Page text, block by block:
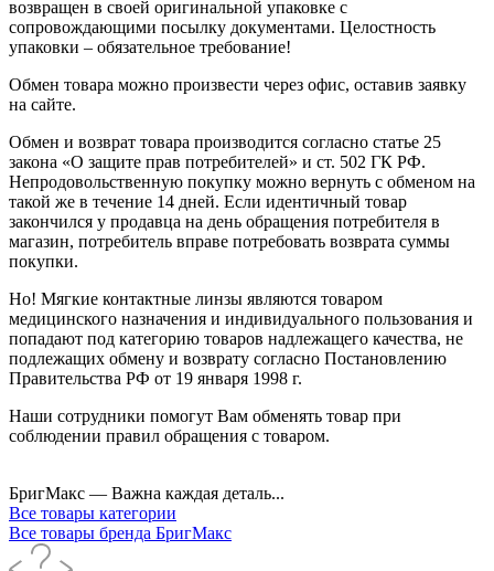
возвращен в своей оригинальной упаковке с
сопровождающими посылку документами. Целостность
упаковки – обязательное требование!
Обмен товара можно произвести через офис, оставив заявку
на сайте.
Обмен и возврат товара производится согласно статье 25
закона «О защите прав потребителей» и ст. 502 ГК РФ.
Непродовольственную покупку можно вернуть с обменом на
такой же в течение 14 дней. Если идентичный товар
закончился у продавца на день обращения потребителя в
магазин, потребитель вправе потребовать возврата суммы
покупки.
Но! Мягкие контактные линзы являются товаром
медицинского назначения и индивидуального пользования и
попадают под категорию товаров надлежащего качества, не
подлежащих обмену и возврату согласно Постановлению
Правительства РФ от 19 января 1998 г.
Наши сотрудники помогут Вам обменять товар при
соблюдении правил обращения с товаром.
БригМакс — Важна каждая деталь...
Все товары категории
Все товары бренда БригМакс